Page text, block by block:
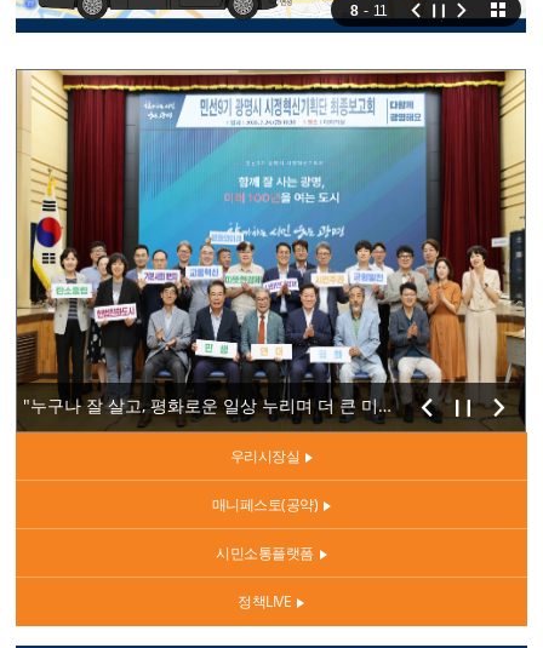
9 - 11
"기후의병 2만 명 돌파, 시민과 함께 지속가능한 탄소중...
"누구나 잘 살고, 평화로운 일상 누리며 더 큰 미래로 ...
"시민 안전을 지키는 것은 시민과 가장 가까이 있는 지방...
우리시장실
매니페스토(공약)
시민소통플랫폼
정책LIVE